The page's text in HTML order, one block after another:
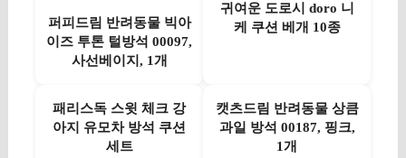
퍼피드림 반려동물 빅아
이즈 투톤 털방석 00097,
사선베이지, 1개
귀여운 도로시 doro 니
케 쿠션 베개 10종
패리스독 스윗 체크 강
아지 유모차 방석 쿠션
세트
캣츠드림 반려동물 상큼
과일 방석 00187, 핑크,
1개